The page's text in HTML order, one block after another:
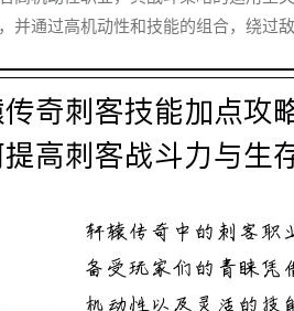
并通过高机动性和技能的组合，绕过